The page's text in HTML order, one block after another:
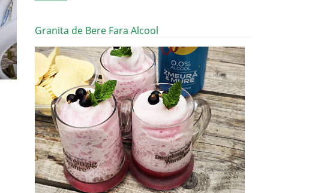
Granita de Bere Fara Alcool